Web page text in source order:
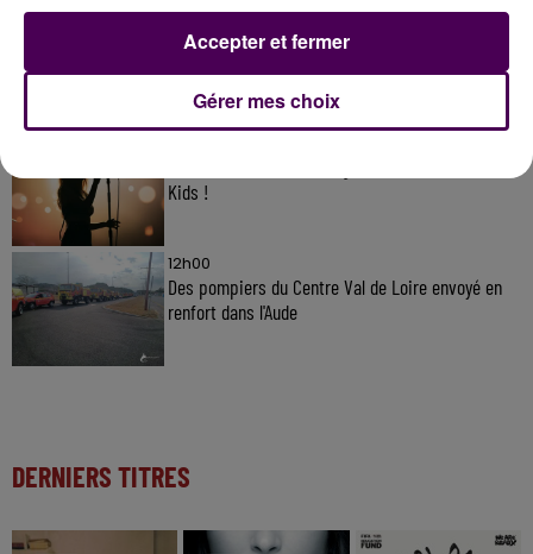
Gagnez vos entrées à Terra Botanica !
Kids !
12h00
Des pompiers du Centre Val de Loire envoyé en
renfort dans l'Aude
DERNIERS TITRES
Gérer mes choix
Accepter et fermer